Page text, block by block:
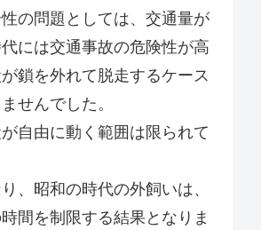
の問題としては、交通量が
には交通事故の危険性が高
鎖を外れて脱走するケース
せんでした。
自由に動く範囲は限られて
、昭和の時代の外飼いは、
間を制限する結果となりま